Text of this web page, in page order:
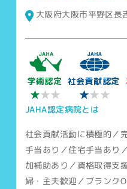
大阪府大阪市平野区
学術認定
★★★
社会貢献認定
★★★
JAHA認定病院とは
社会貢献活動に積極的／
手当あり／住宅手当あり
加補助あり／資格取得支
婦・主夫歓迎／ブランク